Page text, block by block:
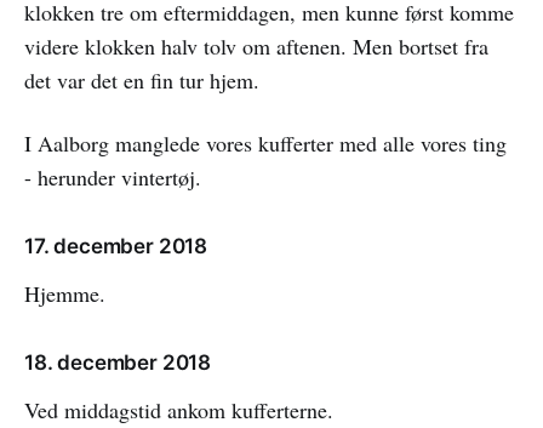
klokken tre om eftermiddagen, men kunne først komme
videre klokken halv tolv om aftenen. Men bortset fra
det var det en fin tur hjem.
I Aalborg manglede vores kufferter med alle vores ting
- herunder vintertøj.
17. december 2018
Hjemme.
18. december 2018
Ved middagstid ankom kufferterne.